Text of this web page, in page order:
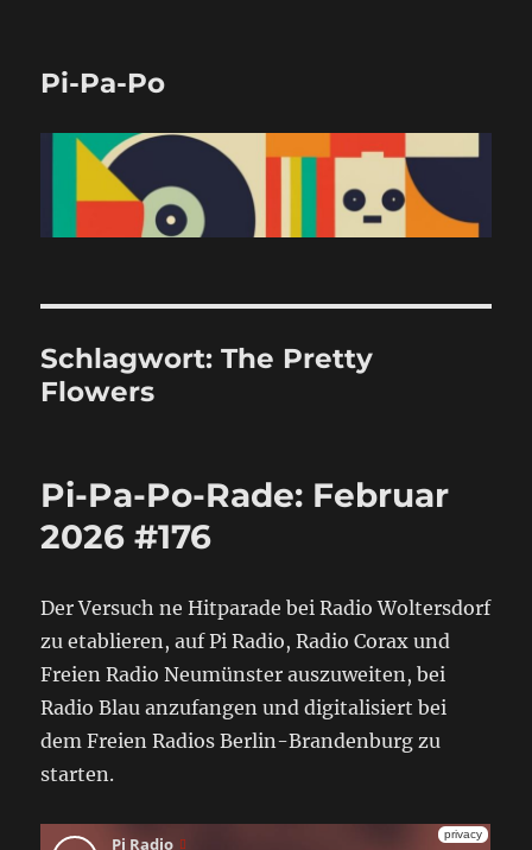
Pi-Pa-Po
Schlagwort:The Pretty
Flowers
Pi-Pa-Po-Rade: Februar
2026 #176
Der Versuch ne Hitparade bei Radio Woltersdorf
zu etablieren, auf Pi Radio, Radio Corax und
Freien Radio Neumünster auszuweiten, bei
Radio Blau anzufangen und digitalisiert bei
dem Freien Radios Berlin-Brandenburg zu
starten.